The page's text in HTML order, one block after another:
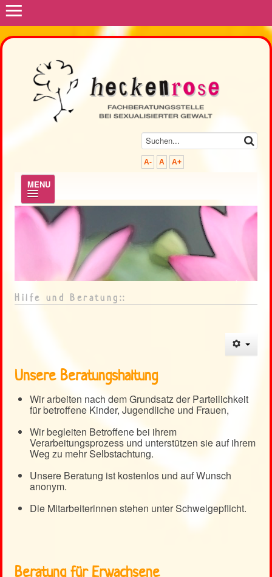
A- A A+
MENU
Hilfe & Beratung
Prävention & Fortbildung
Heckenrose
Kontakt
Hilfe und Beratung::
Unsere Beratungshaltung
Wir arbeiten nach dem Grundsatz der Parteilichkeit
für betroffene Kinder, Jugendliche und Frauen,
Wir begleiten Betroffene bei ihrem
Verarbeitungsprozess und unterstützen sie auf ihrem
Weg zu mehr Selbstachtung.
Unsere Beratung ist kostenlos und auf Wunsch
anonym.
Die Mitarbeiterinnen stehen unter Schweigepflicht.
Beratung für Erwachsene
≡